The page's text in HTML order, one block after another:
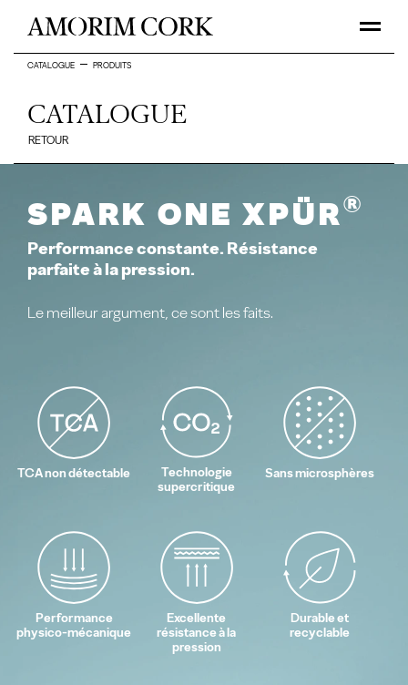
CATALOGUE PRODUITS
CATALOGUE
RETOUR
Spark One Xpür®
Performance constante. Résistance
parfaite à la pression.
Le meilleur argument, ce sont les faits.
TCA non détectable
Technologie
supercritique
Sans microsphères
Performance
physico-mécanique
Excellente
résistance à la
pression
Durable et
recyclable